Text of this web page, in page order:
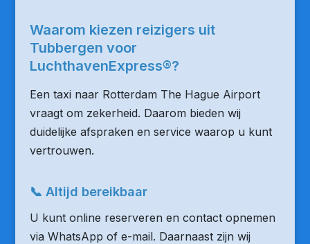
Waarom kiezen reizigers uit
Tubbergen voor
LuchthavenExpress®?
Een taxi naar Rotterdam The Hague Airport
vraagt om zekerheid. Daarom bieden wij
duidelijke afspraken en service waarop u kunt
vertrouwen.
📞 Altijd bereikbaar
U kunt online reserveren en contact opnemen
via WhatsApp of e-mail. Daarnaast zijn wij